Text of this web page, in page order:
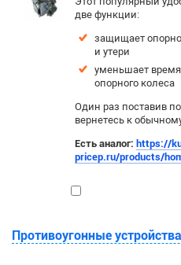
две функции:
защищает
и утери
уменьшает
опорного колеса
Один раз поставив
вернетесь к
Есть аналог: https://
pricep.ru/products/
Противоугонные